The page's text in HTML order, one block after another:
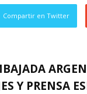
Compartir en Twitter
Y PRENSA